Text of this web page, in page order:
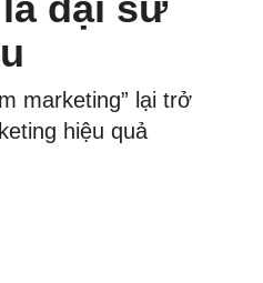
marketing” lại trở
hiệu quả